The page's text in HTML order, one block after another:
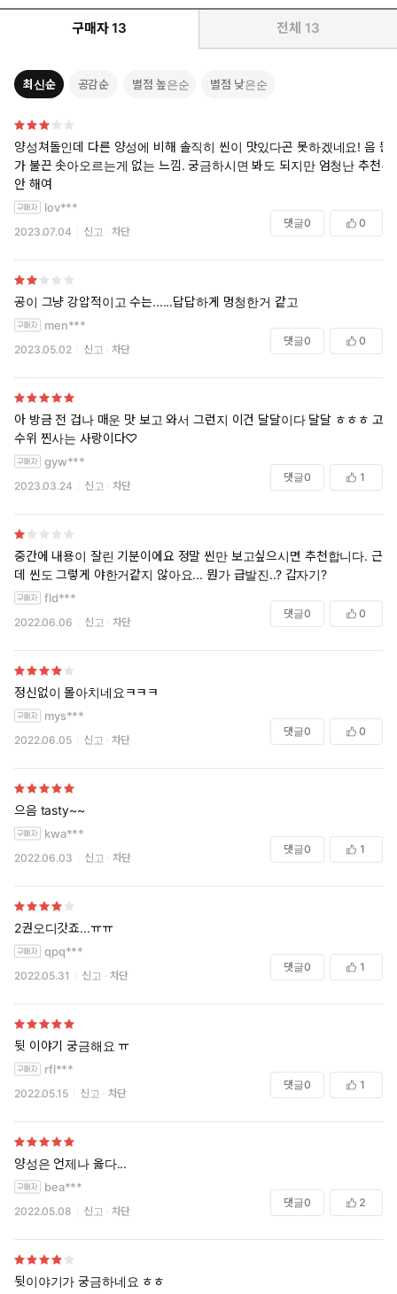
구매자 13 전체 13
최신순 공감순 별점 높은순 별점 낮은순
양성쳐돌인데 다른 양성에 비해 솔직히 씬이 맛있다곤 못하겠네요! 음 뭔
가 불끈 솟아오르는게 없는 느낌. 궁금하시면 봐도 되지만 엄청난 추천은
안 해여
lov***
2023.07.04 신고 차단
댓글0 0
공이 그냥 강압적이고 수는......답답하게 멍청한거 같고
men***
2023.05.02 신고 차단
댓글0 0
아 방금 전 겁나 매운 맛 보고 와서 그런지 이건 달달이다 달달 ㅎㅎㅎ 고
수위 찐사는 사랑이다♡
gyw***
2023.03.24 신고 차단
댓글0 1
중간에 내용이 잘린 기분이에요 정말 씬만 보고싶으시면 추천합니다. 근
데 씬도 그렇게 야한거같지 않아요... 뭔가 급발진..? 갑자기?
fld***
2022.06.06 신고 차단
댓글0 0
정신없이 몰아치네요ㅋㅋㅋ
mys***
2022.06.05 신고 차단
댓글0 0
으음 tasty~~
kwa***
2022.06.03 신고 차단
댓글0 1
2권오디갓죠...ㅠㅠ
qpq***
2022.05.31 신고 차단
댓글0 1
뒷 이야기 궁금해요 ㅠ
rfl***
2022.05.15 신고 차단
댓글0 1
양성은 언제나 옳다...
bea***
2022.05.08 신고 차단
댓글0 2
뒷이야기가 궁금하네요 ㅎㅎ